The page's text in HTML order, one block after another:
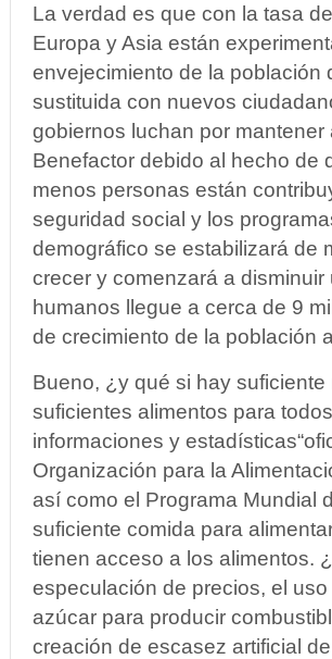
La verdad es que con la tasa
Europa y Asia están
envejecimiento de la
sustituida con nuevos
gobiernos luchan por
Benefactor debido al hecho de
menos personas están
seguridad social y los
demográfico se estabilizará de
crecer y comenzará a
humanos llegue a cerca de 9
de crecimiento de la población
Bueno, ¿y qué si hay
suficientes alimentos para
informaciones y
Organización para la
así como el Programa Mundial
suficiente comida para
tienen acceso a los alimentos.
especulación de precios, el
azúcar para producir
creación de escasez artificial